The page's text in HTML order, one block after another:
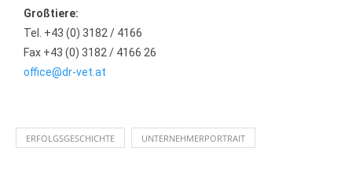
Großtiere:
Tel. +43 (0) 3182 / 4166
Fax +43 (0) 3182 / 4166 26
office@dr-vet.at
ERFOLGSGESCHICHTE UNTERNEHMERPORTRAIT